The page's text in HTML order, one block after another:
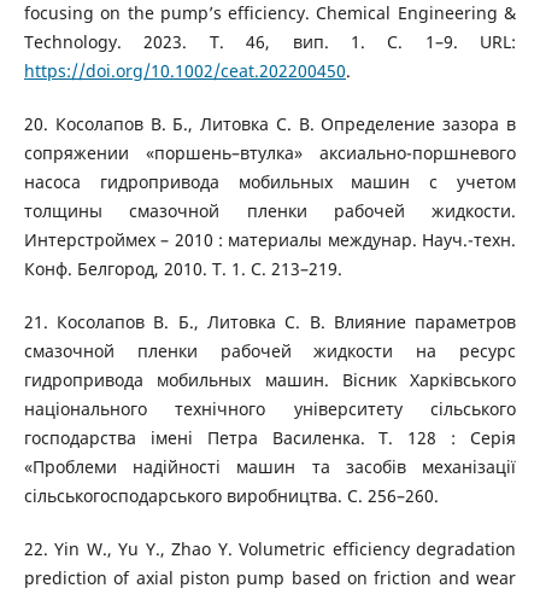
focusing on the pump’s efficiency. Chemical Engineering &
Technology. 2023. Т. 46, вип. 1. С. 1–9. URL:
https://doi.org/10.1002/ceat.202200450.
20. Косолапов В. Б., Литовка С. В. Определение зазора в
сопряжении «поршень–втулка» аксиально-поршневого
насоса гидропривода мобильных машин с учетом
толщины смазочной пленки рабочей жидкости.
Интерстроймех – 2010 : материалы междунар. Науч.-техн.
Конф. Белгород, 2010. Т. 1. С. 213–219.
21. Косолапов В. Б., Литовка С. В. Влияние параметров
смазочной пленки рабочей жидкости на ресурс
гидропривода мобильных машин. Вісник Харківського
національного технічного університету сільського
господарства імені Петра Василенка. Т. 128 : Серія
«Проблеми надійності машин та засобів механізації
сільськогосподарського виробництва. С. 256–260.
22. Yin W., Yu Y., Zhao Y. Volumetric efficiency degradation
prediction of axial piston pump based on friction and wear